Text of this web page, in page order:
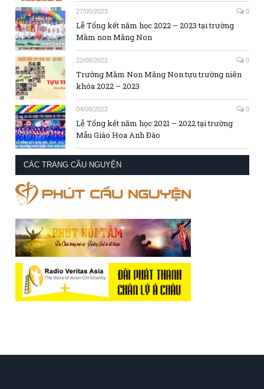
27/05/2023 0
Lễ Tổng kết năm học 2022 – 2023 tại trường
Mầm non Măng Non
22/08/2022 0
Trường Mầm Non Măng Non tựu trường niên
khóa 2022 – 2023
04/08/2022 0
Lễ Tổng kết năm học 2021 – 2022 tại trường
Mẫu Giáo Hoa Anh Đào
CÁC TRANG CẦU NGUYỆN